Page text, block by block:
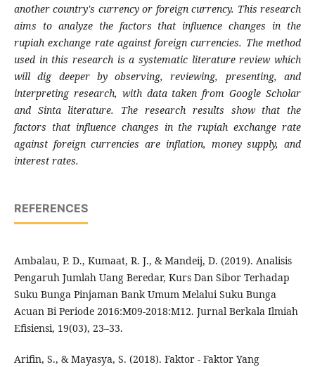
another country's currency or foreign currency. This research
aims to analyze the factors that influence changes in the
rupiah exchange rate against foreign currencies. The method
used in this research is a systematic literature review which
will dig deeper by observing, reviewing, presenting, and
interpreting research, with data taken from Google Scholar
and Sinta literature. The research results show that the
factors that influence changes in the rupiah exchange rate
against foreign currencies are inflation, money supply, and
interest rates.
REFERENCES
Ambalau, P. D., Kumaat, R. J., & Mandeij, D. (2019). Analisis
Pengaruh Jumlah Uang Beredar, Kurs Dan Sibor Terhadap
Suku Bunga Pinjaman Bank Umum Melalui Suku Bunga
Acuan Bi Periode 2016:M09-2018:M12. Jurnal Berkala Ilmiah
Efisiensi, 19(03), 23–33.
Arifin, S., & Mayasya, S. (2018). Faktor - Faktor Yang